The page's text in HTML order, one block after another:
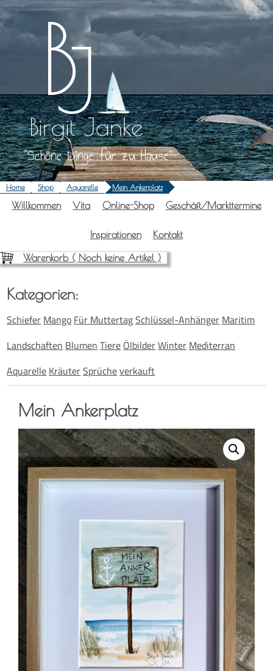
Zum
Inhalt
springen
Birgit Janke
Schöne Dinge für zu Hause
Home Shop Aquarelle Mein Ankerplatz
Will­kom­men Vita Online-Shop Geschäft/Markttermine
Inspi­ra­tio­nen Kon­takt
Warenkorb ( Noch keine Artikel )
Mein Anker­platz
Kate­go­rien:
Schiefer Mango Für MuttertagSchlüssel-Anhänger Maritim
Landschaften Blumen Tiere ÖlbilderWinter Mediterran
Aquarelle KräuterSprücheverkauft